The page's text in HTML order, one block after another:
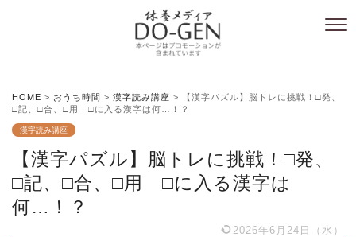
HOME > おうち時間 > 漢字読み講座 >
【漢字パズル】脳トレに挑戦！□発、
□記、□合、□用 □に入る漢字は何…！？
漢字読み講座
【漢字パズル】脳トレに挑戦！□発、
□記、□合、□用 □に入る漢字は
何…！？
2026年6月24日（水）